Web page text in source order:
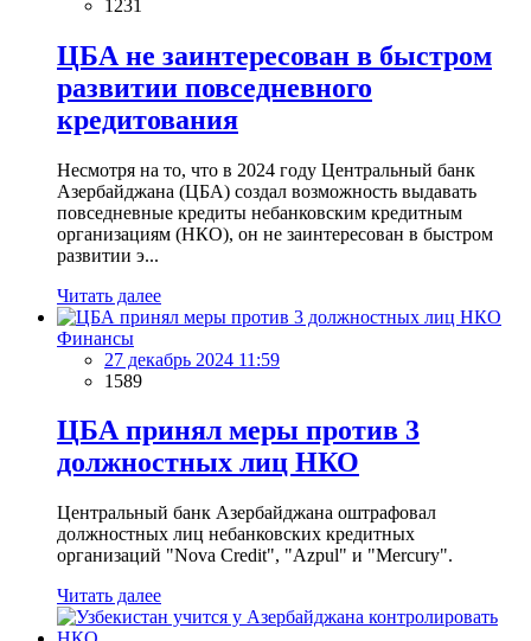
1231
ЦБА не заинтересован в быстром
развитии повседневного
кредитования
Несмотря на то, что в 2024 году Центральный банк
Азербайджана (ЦБА) создал возможность выдавать
повседневные кредиты небанковским кредитным
организациям (НКО), он не заинтересован в быстром
развитии э...
Читать далее
Финансы
27 декабрь 2024 11:59
1589
ЦБА принял меры против 3
должностных лиц НКО
Центральный банк Азербайджана оштрафовал
должностных лиц небанковских кредитных
организаций "Nova Credit", "Аzpul" и "Mercury".
Читать далее